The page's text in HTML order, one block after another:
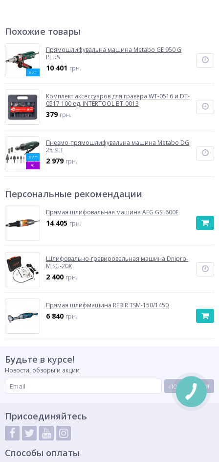
Похожие товары
ХИТ
Прямошлифувальна машина Metabo GE 950 G
PLUS
10 401 грн.
Комплект аксессуаров для гравера WT-0516 и DT-
0517 100 ед. INTERTOOL BT-0013
379 грн.
ХИТ
%
Пневмо-прямошлифувальна машина Metabo DG
25 SET
2 979 грн.
Персональные рекомендации
Прямая шлифовальная машина AEG GSL600E
14 405 грн.
Шлифовально-гравировальная машина Dnipro-
M SG-20X
2 400 грн.
Прямая шлифмашина REBIR TSM-150/1450
6 840 грн.
Будьте в курсе!
Новости, обзоры и акции
ПОДПИСАТЬСЯ
Присоединяйтесь
Способы оплаты